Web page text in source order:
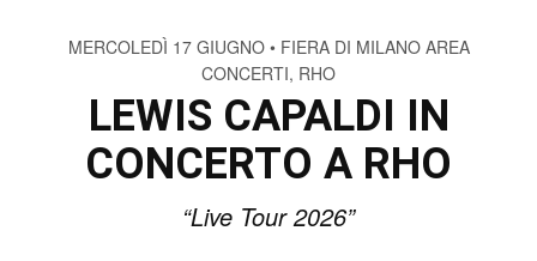
MERCOLEDÌ 17 GIUGNO • FIERA DI MILANO AREA
CONCERTI, RHO
LEWIS CAPALDI IN
CONCERTO A RHO
“Live Tour 2026”